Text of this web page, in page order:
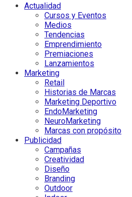
Actualidad
Cursos y Eventos
Medios
Tendencias
Emprendimiento
Premiaciones
Lanzamientos
Marketing
Retail
Historias de Marcas
Marketing Deportivo
EndoMarketing
NeuroMarketing
Marcas con propósito
Publicidad
Campañas
Creatividad
Diseño
Branding
Outdoor